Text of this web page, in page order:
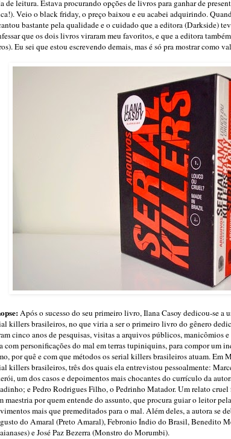
de leitura. Estava procurando opções de livros para ganhar de
Veio o black friday, o preço baixou e eu acabei adquirindo.
bastante pela qualidade e o cuidado que a editora (Darkside)
que os dois livros viraram meu favoritos, e que a editora
Eu sei que estou escrevendo demais, mas é só pra mostrar como
Após o sucesso do seu primeiro livro, Ilana Casoy dedicou-se a
killers brasileiros, no que viria a ser o primeiro livro do gênero
cinco anos de pesquisas, visitas a arquivos públicos, manicômios
com personificações do mal em terras tupiniquins, para compor um
por quê e com que métodos os serial killers brasileiros atuam. Em
killers brasileiros, três dos quais ela entrevistou pessoalmente:
um dos casos e depoimentos mais chocantes do currículo da
e Pedro Rodrigues Filho, o Pedrinho Matador. Um relato
maestria por quem entende do assunto, que procura guiar o leitor
mais que premeditados para o mal. Além deles, a autora se
do Amaral (Preto Amaral), Febronio Índio do Brasil, Benedito
e José Paz Bezerra (Monstro do Morumbi).